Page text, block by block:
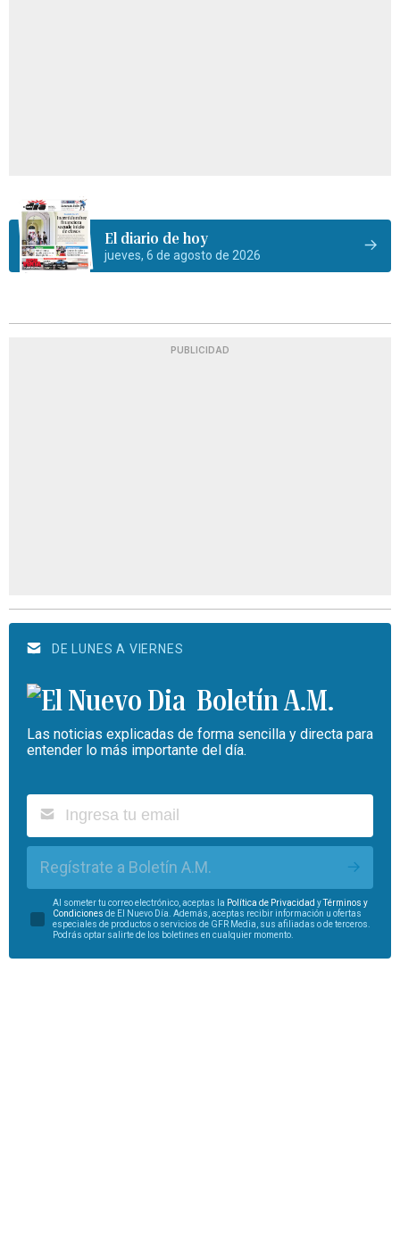
El diario de hoy
jueves, 6 de agosto de 2026
PUBLICIDAD
DE LUNES A VIERNES
Boletín A.M.
Las noticias explicadas de forma sencilla y directa para
entender lo más importante del día.
Regístrate a Boletín A.M.
Al someter tu correo electrónico, aceptas la Política de Privacidad yTérminos y
Condiciones de El Nuevo Día. Además, aceptas recibir información u ofertas
especiales de productos o servicios de GFR Media, sus afiliadas o de terceros.
Podrás optar salirte de los boletines en cualquier momento.